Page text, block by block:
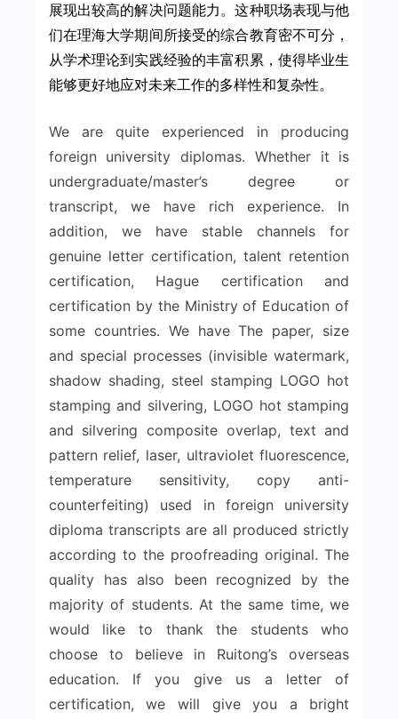
展现出较高的解决问题能力。这种职场表现与他
们在理海大学期间所接受的综合教育密不可分，
从学术理论到实践经验的丰富积累，使得毕业生
能够更好地应对未来工作的多样性和复杂性。
We are quite experienced in producing
foreign university diplomas. Whether it is
undergraduate/master’s degree or
transcript, we have rich experience. In
addition, we have stable channels for
genuine letter certification, talent retention
certification, Hague certification and
certification by the Ministry of Education of
some countries. We have The paper, size
and special processes (invisible watermark,
shadow shading, steel stamping LOGO hot
stamping and silvering, LOGO hot stamping
and silvering composite overlap, text and
pattern relief, laser, ultraviolet fluorescence,
temperature sensitivity, copy anti-
counterfeiting) used in foreign university
diploma transcripts are all produced strictly
according to the proofreading original. The
quality has also been recognized by the
majority of students. At the same time, we
would like to thank the students who
choose to believe in Ruitong’s overseas
education. If you give us a letter of
certification, we will give you a bright